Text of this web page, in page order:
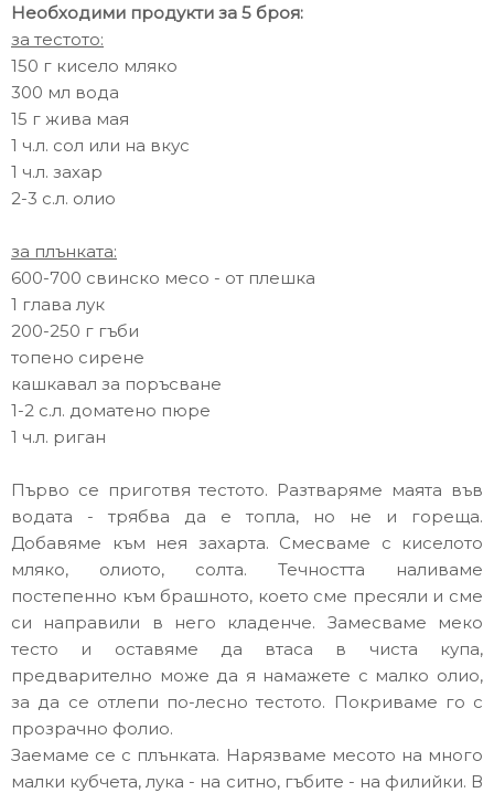
Необходими продукти за 5 броя:
за тестото:
150 г кисело мляко
300 мл вода
15 г жива мая
1 ч.л. сол или на вкус
1 ч.л. захар
2-3 с.л. олио
за плънката:
600-700 свинско месо - от плешка
1 глава лук
200-250 г гъби
топено сирене
кашкавал за поръсване
1-2 с.л. доматено пюре
1 ч.л. риган
Първо се приготвя тестото. Разтваряме маята във
водата - трябва да е топла, но не и гореща.
Добавяме към нея захарта. Смесваме с киселото
мляко, олиото, солта. Течността наливаме
постепенно към брашното, което сме пресяли и сме
си направили в него кладенче. Замесваме меко
тесто и оставяме да втаса в чиста купа,
предварително може да я намажете с малко олио,
за да се отлепи по-лесно тестото. Покриваме го с
прозрачно фолио.
Заемаме се с плънката. Нарязваме месото на много
малки кубчета, лука - на ситно, гъбите - на филийки. В